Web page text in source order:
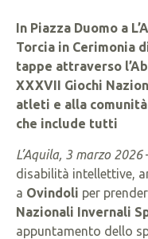
In Piazza Duomo a
Torcia in Cerimonia
tappe attraverso
XXXVII Giochi
atleti e alla
che include tutti
L’Aquila, 3 marzo 2026
disabilità intellettive,
a Ovindoli per
Nazionali Invernali
appuntamento dello